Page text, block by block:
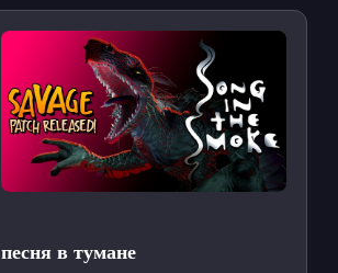
песня в тумане